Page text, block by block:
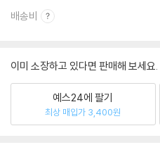
배송비
이미 소장하고 있다면 판매해 보세요.
예스24에 팔기
최상 매입가 3,400원